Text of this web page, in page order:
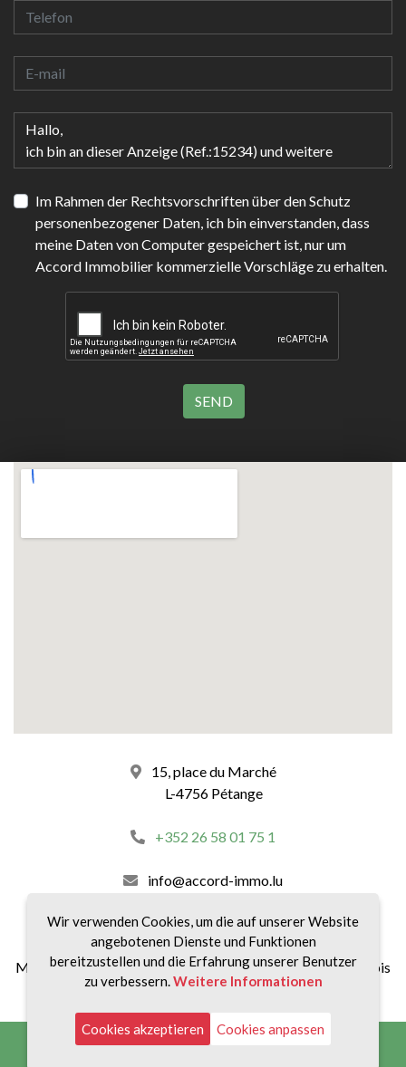
Im Rahmen der Rechtsvorschriften über den Schutz
personenbezogener Daten, ich bin einverstanden, dass
meine Daten von Computer gespeichert ist, nur um
Accord Immobilier kommerzielle Vorschläge zu erhalten.
15, place du Marché
L-4756 Pétange
+352 26 58 01 75 1
info@accord-immo.lu
unsere Zeitpläne :
Montag bis Freitag von 8:30 bis 12:00 Uhr und von 14:00 bis
18:30 Uhr
| Datenschutz Gebühren
Wir verwenden Cookies, um die auf unserer Website
angebotenen Dienste und Funktionen
bereitzustellen und die Erfahrung unserer Benutzer
zu verbessern.Weitere Informationen
Cookies akzeptieren Cookies anpassen